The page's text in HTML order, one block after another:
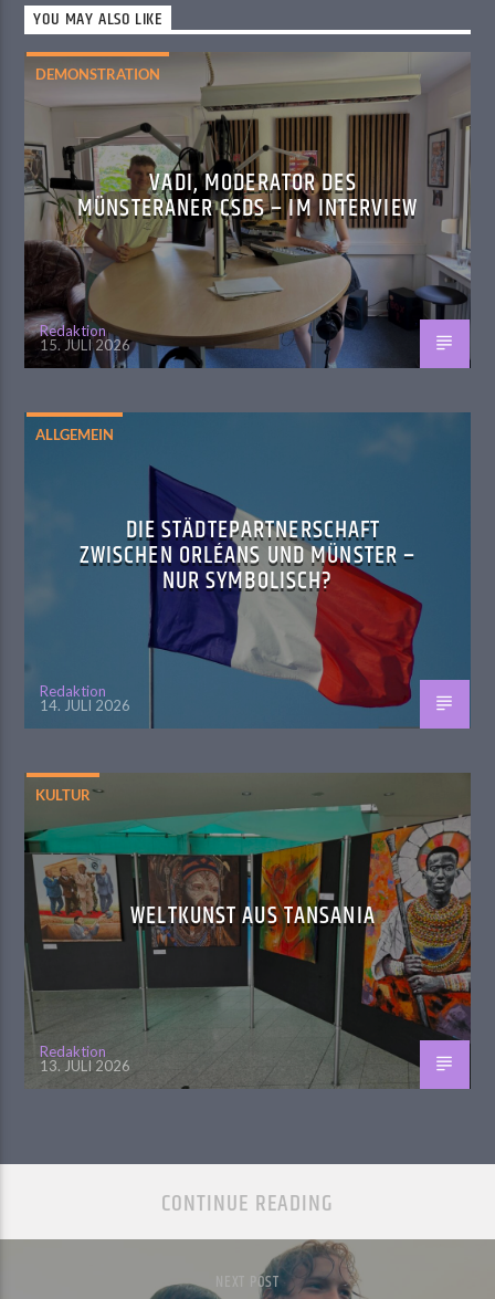
YOU MAY ALSO LIKE
DEMONSTRATION
VADI, MODERATOR DES
MÜNSTERANER CSDS – IM INTERVIEW
Redaktion
15. JULI 2026
ALLGEMEIN
DIE STÄDTEPARTNERSCHAFT
ZWISCHEN ORLÉANS UND MÜNSTER –
NUR SYMBOLISCH?
Redaktion
14. JULI 2026
KULTUR
WELTKUNST AUS TANSANIA
Redaktion
13. JULI 2026
CONTINUE READING
NEXT POST